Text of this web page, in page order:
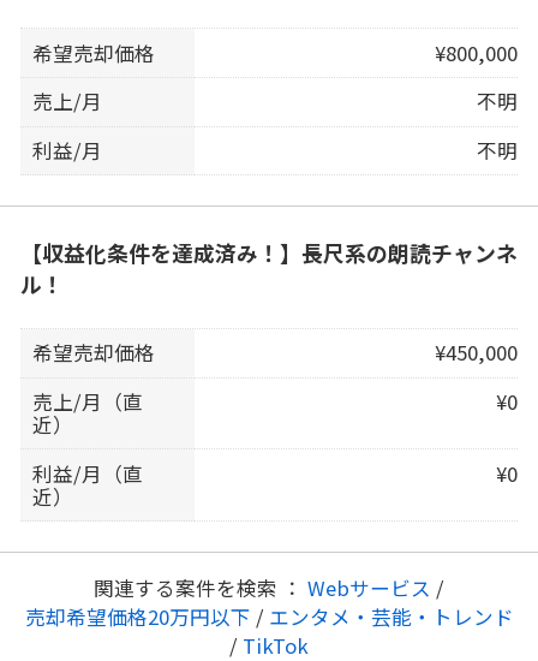
希望売却価格
¥800,000
売上/月
不明
利益/月
不明
【収益化条件を達成済み！】長尺系の朗読チャンネ
ル！
希望売却価格
¥450,000
売上/月（直
近）
¥0
利益/月（直
近）
¥0
関連する案件を検索 ： Webサービス /
売却希望価格20万円以下 / エンタメ・芸能・トレンド
/ TikTok